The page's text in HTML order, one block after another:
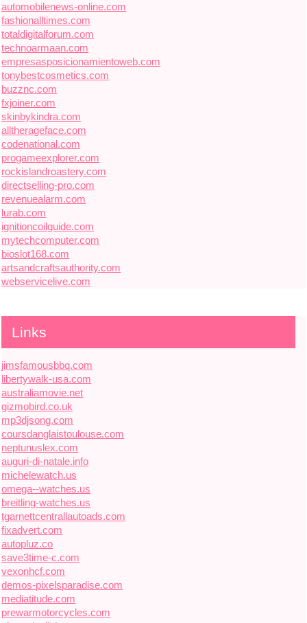
automobilenews-online.com
fashionalltimes.com
totaldigitalforum.com
technoarmaan.com
empresasposicionamientoweb.com
tonybestcosmetics.com
buzznc.com
fxjoiner.com
skinbykindra.com
alltherageface.com
codenational.com
progameexplorer.com
rockislandroastery.com
directselling-pro.com
revenuealarm.com
lurab.com
ignitioncoilguide.com
mytechcomputer.com
bioslot168.com
artsandcraftsauthority.com
webservicelive.com
Links
jimsfamousbbq.com
libertywalk-usa.com
australiamovie.net
gizmobird.co.uk
mp3djsong.com
coursdanglaistoulouse.com
neptunuslex.com
auguri-di-natale.info
michelewatch.us
omega--watches.us
breitling-watches.us
tgarnettcentrallautoads.com
fixadvert.com
autopluz.co
save3time-c.com
vexonhcf.com
demos-pixelsparadise.com
mediatitude.com
prewarmotorcycles.com